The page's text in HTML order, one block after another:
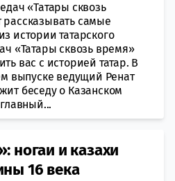
«Татары сквозь
самые
истории татарского
«Татары сквозь время»
вас с историей татар. В
выпуске ведущий Ренат
беседу о Казанском
ногаи и казахи
16 века